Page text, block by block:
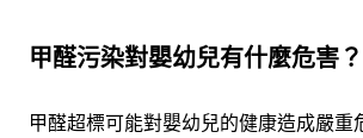
甲醛污染對嬰幼兒有什麼危害？
甲醛超標可能對嬰幼兒的健康造成嚴重